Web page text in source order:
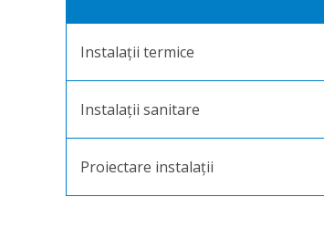
Instalații termice
Instalații sanitare
Proiectare instalații